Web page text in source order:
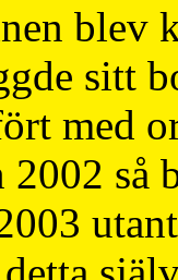
blev
sitt
med
så